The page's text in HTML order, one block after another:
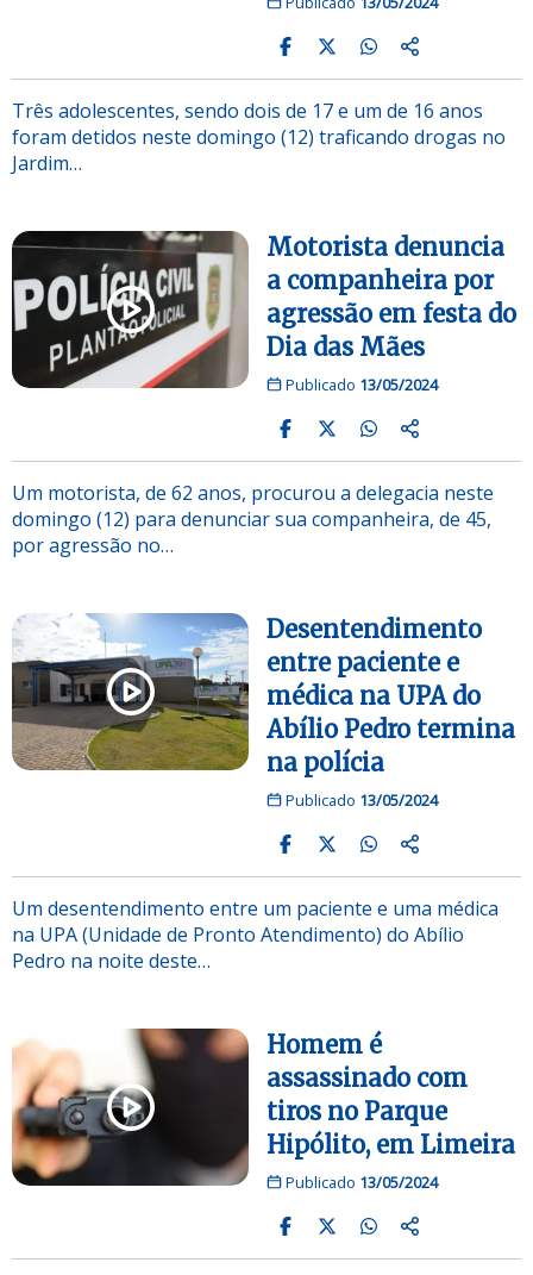
Três adolescentes, sendo dois de 17 e um de 16 anos
foram detidos neste domingo (12) traficando drogas no
Jardim…
Motorista denuncia
a companheira por
agressão em festa do
Dia das Mães
Publicado 13/05/2024
Um motorista, de 62 anos, procurou a delegacia neste
domingo (12) para denunciar sua companheira, de 45,
por agressão no…
Desentendimento
entre paciente e
médica na UPA do
Abílio Pedro termina
na polícia
Publicado 13/05/2024
Um desentendimento entre um paciente e uma médica
na UPA (Unidade de Pronto Atendimento) do Abílio
Pedro na noite deste…
Homem é
assassinado com
tiros no Parque
Hipólito, em Limeira
Publicado 13/05/2024